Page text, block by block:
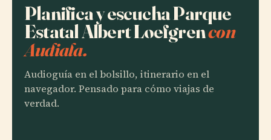
Planifica y escucha Parque
Estatal Albert Loefgrencon
Audiala.
Audioguía en el bolsillo, itinerario en el
navegador. Pensado para cómo viajas de
verdad.